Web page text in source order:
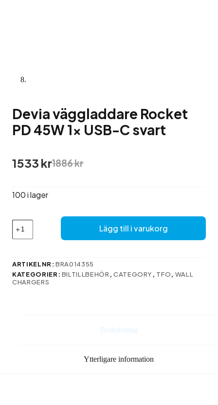
Devia väggladdare Rocket
PD 45W 1x USB-C svart
1886kr
Det
ursprungliga
var:
1533 krDet
nuvarande
är:
100 i lager
Devia
väggladdare
Rocket
45W
USB-
Lägg till i varukorg
ARTIKELNR:BRA014355
KATEGORIER: BILTILLBEHÖR , CATEGORY , TFO, WALL
CHARGERS
Beskrivning
Ytterligare information